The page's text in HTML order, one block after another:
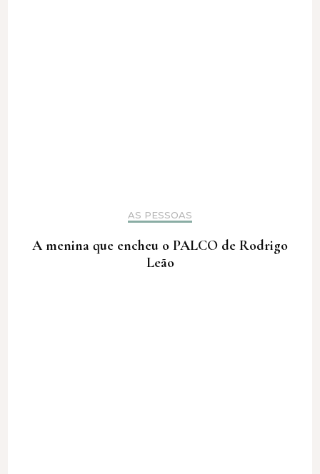
AS PESSOAS
A menina que encheu o PALCO de Rodrigo
Leão